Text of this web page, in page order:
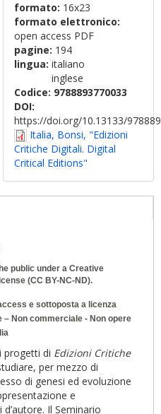
formato: 16x23
formato elettronico:
open access PDF
pagine: 194
lingua: italiano
inglese
Codice: 9788893770033
DOI:
https://doi.org/10.13133/
Italia, Bonsi, "Edizioni
Critiche Digitali. Digital
Critical Editions"
public under a Creative
(CC BY-NC-ND).
e sottoposta a licenza
Non commerciale - Non opere
progetti di Edizioni Critiche
per mezzo di
di genesi ed evoluzione
e
Il Seminario